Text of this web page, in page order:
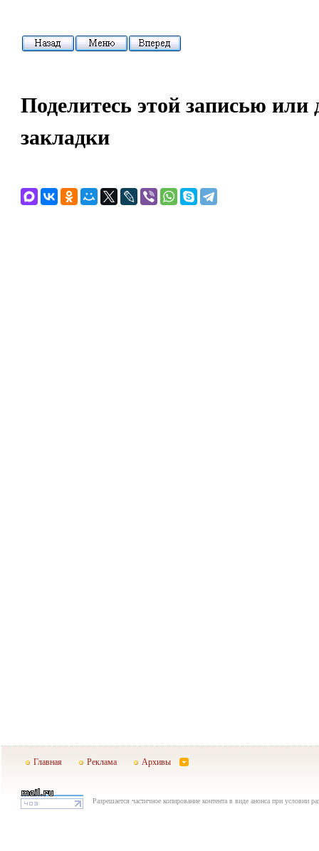
Поделитесь этой записью или
закладки
Главная Реклама Архивы
Разрешается частичное копирование контента в виде анонса при условии